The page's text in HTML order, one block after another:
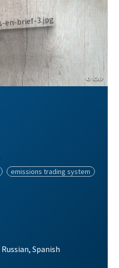
© ICAP
emissions trading system
Russian Spanish